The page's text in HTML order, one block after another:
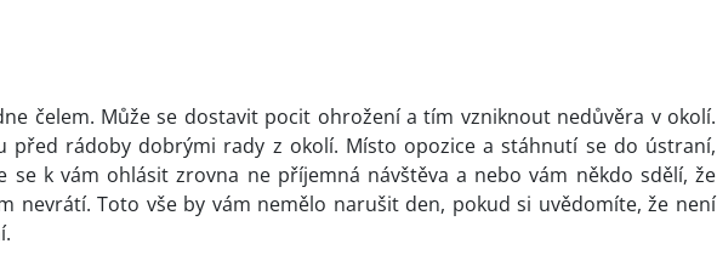
čelem. Může se dostavit pocit ohrožení a tím vzniknout nedůvěra v okolí.
před rádoby dobrými rady z okolí. Místo opozice a stáhnutí se do ústraní,
se k vám ohlásit zrovna ne příjemná návštěva a nebo vám někdo sdělí, že
nevrátí. Toto vše by vám nemělo narušit den, pokud si uvědomíte, že není